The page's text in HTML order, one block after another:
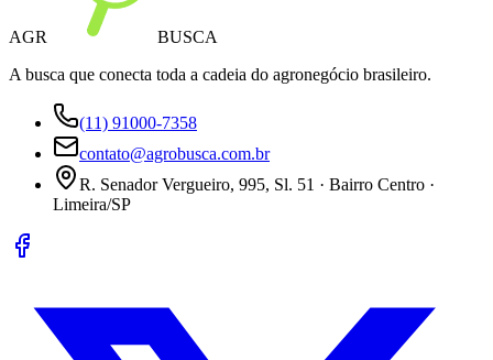
AGR
BUSCA
A busca que conecta toda a cadeia do agronegócio brasileiro.
(11) 91000-7358
contato@agrobusca.com.br
R. Senador Vergueiro, 995, Sl. 51 · Bairro Centro ·
Limeira/SP